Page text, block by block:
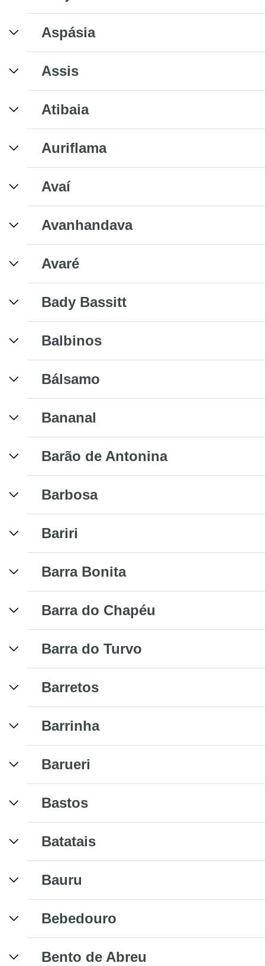
Aspásia
Assis
Atibaia
Auriflama
Avaí
Avanhandava
Avaré
Bady Bassitt
Balbinos
Bálsamo
Bananal
Barão de Antonina
Barbosa
Bariri
Barra Bonita
Barra do Chapéu
Barra do Turvo
Barretos
Barrinha
Barueri
Bastos
Batatais
Bauru
Bebedouro
Bento de Abreu